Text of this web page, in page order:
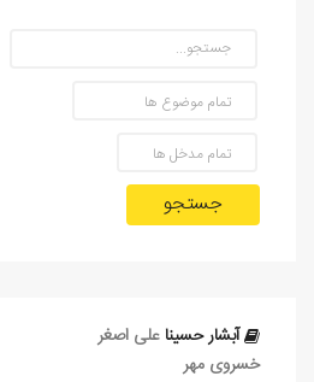
جستجو
آبشار حسینا علی‏ اصغر
خسروی مهر